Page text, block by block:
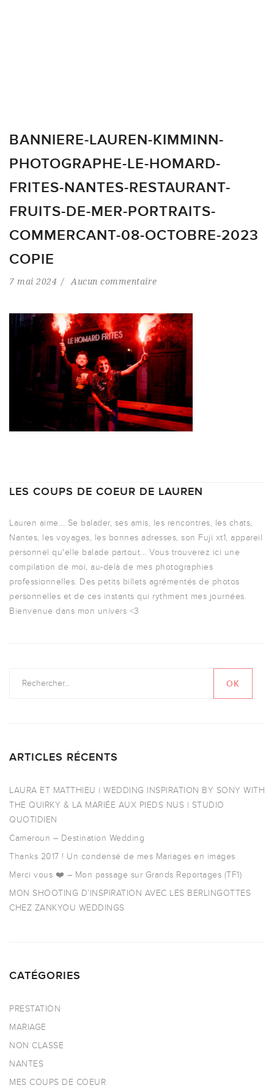
BANNIERE-LAUREN-KIMMINN-
PHOTOGRAPHE-LE-HOMARD-
FRITES-NANTES-RESTAURANT-
FRUITS-DE-MER-PORTRAITS-
COMMERCANT-08-OCTOBRE-2023
COPIE
7 mai 2024 Aucun commentaire
LES COUPS DE COEUR DE LAUREN
Lauren aime... Se balader, ses amis, les rencontres, les chats,
Nantes, les voyages, les bonnes adresses, son Fuji xt1, appareil
personnel qu'elle balade partout... Vous trouverez ici une
compilation de moi, au-delà de mes photographies
professionnelles. Des petits billets agrémentés de photos
personnelles et de ces instants qui rythment mes journées.
Bienvenue dans mon univers <3
ARTICLES RÉCENTS
LAURA ET MATTHIEU | WEDDING INSPIRATION BY SONY WITH
THE QUIRKY & LA MARIÉE AUX PIEDS NUS | STUDIO
QUOTIDIEN
Cameroun – Destination Wedding
Thanks 2017 ! Un condensé de mes Mariages en images
Merci vous ❤️ – Mon passage sur Grands Reportages (TF1)
MON SHOOTING D’INSPIRATION AVEC LES BERLINGOTTES
CHEZ ZANKYOU WEDDINGS
CATÉGORIES
PRESTATION
MARIAGE
NON CLASSE
NANTES
MES COUPS DE COEUR